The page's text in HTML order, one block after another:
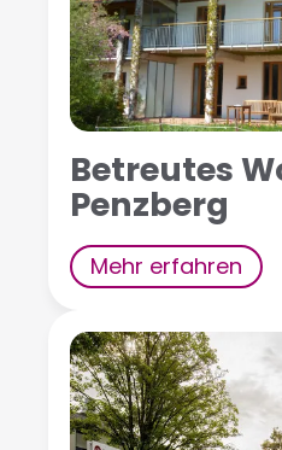
Betreutes
Penzberg
Mehr erfahren